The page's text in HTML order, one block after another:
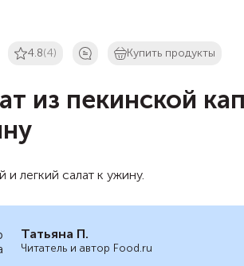
4.8(4) Купить продукты
из пекинской
и легкий салат к ужину.
Татьяна П.
Читатель и автор Food.ru